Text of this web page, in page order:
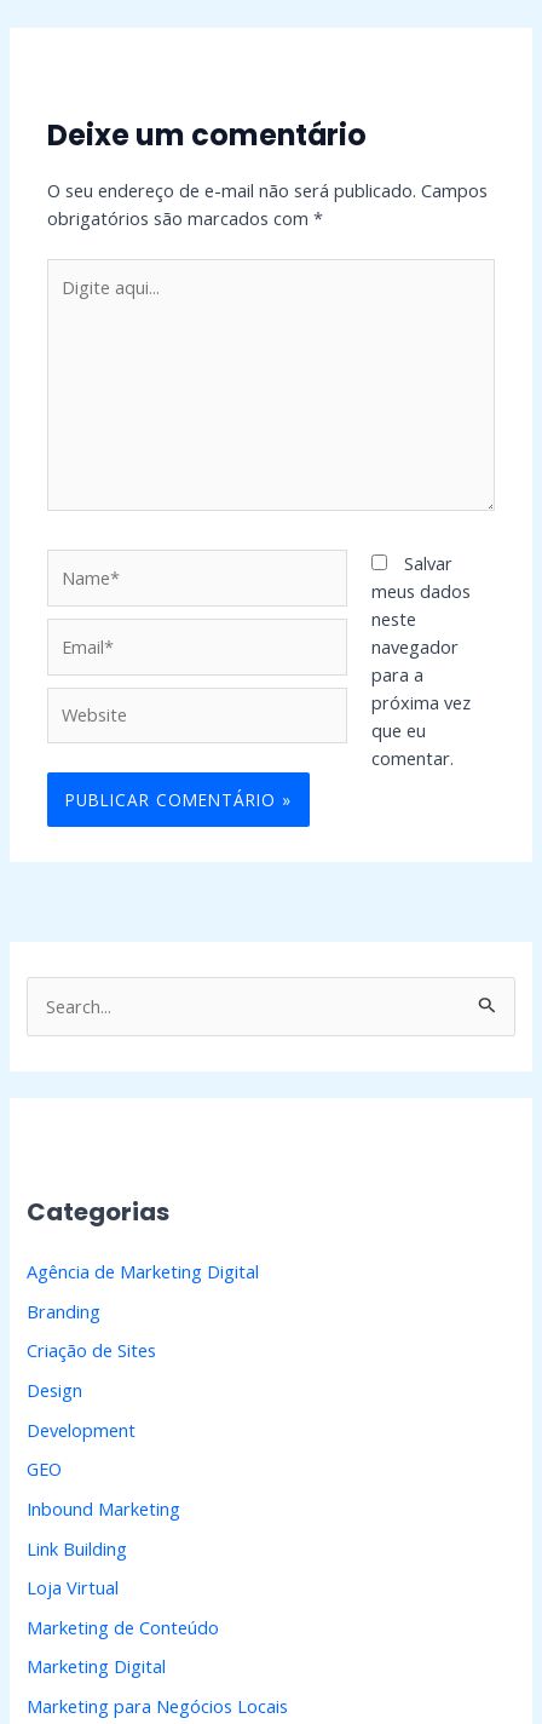
Deixe um comentário
O seu endereço de e-mail não será publicado. Campos
obrigatórios são marcados com*
aqui...
Salvar
meus dados
neste
navegador
para a
próxima vez
que eu
comentar.
e
s
s
p
o
r
:
Categorias
Agência de Marketing Digital
Branding
Criação de Sites
Design
Development
GEO
Inbound Marketing
Link Building
Loja Virtual
Marketing de Conteúdo
Marketing Digital
Marketing para Negócios Locais